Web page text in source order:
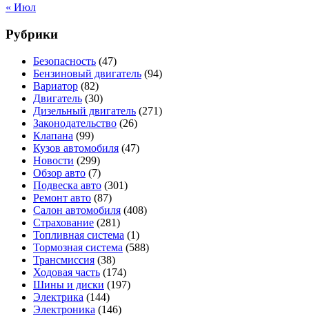
« Июл
Рубрики
Безопасность (47)
Бензиновый двигатель (94)
Вариатор (82)
Двигатель (30)
Дизельный двигатель (271)
Законодательство (26)
Клапана (99)
Кузов автомобиля (47)
Новости (299)
Обзор авто (7)
Подвеска авто (301)
Ремонт авто (87)
Салон автомобиля (408)
Страхование (281)
Топливная система (1)
Тормозная система (588)
Трансмиссия (38)
Ходовая часть (174)
Шины и диски (197)
Электрика (144)
Электроника (146)